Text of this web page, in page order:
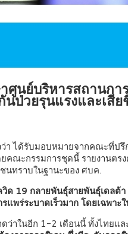
นย์บริหารสถานกา
วยรุนแรงและเสี
า ได้รับมอบหมายจากคณะที่ป
ะกรรมการชุดนี้ รายงานตร
าชนทราบในฐานะของ ศบค.
วิด 19 กลายพันธุ์สายพันธุ์เดลต้
พร่ระบาดเร็วมาก โดยเฉพ
ดว่าในอีก 1-2 เดือนนี้ ทั้งไทยแ